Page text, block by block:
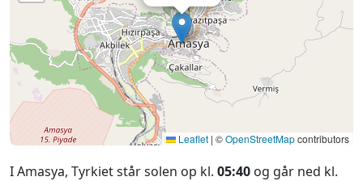
Leaflet | ©OpenStreetMapcontributors
I Amasya, Tyrkiet står solen op kl. 05:40 og går ned kl.